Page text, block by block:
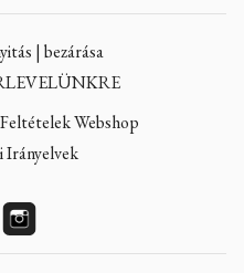
| bezárása
Webshop
Irányelvek